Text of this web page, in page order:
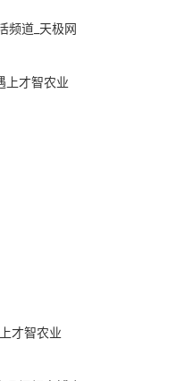
频道_天极网
才智农业